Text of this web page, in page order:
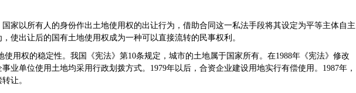
家以所有人的身份作出土地使用权的出让行为，借助合同这一私法手段将其设定为平等主体自主
使出让后的国有土地使用权成为一种可以直接流转的民事权利。
使用权的稳定性。 我国《宪法》第10条规定，城市的土地属于国家所有。在1988年《宪法》修改
业单位使用土地均采用行政划拨方式。1979年以后，合资企业建设用地实行有偿使用。1987年，
让。